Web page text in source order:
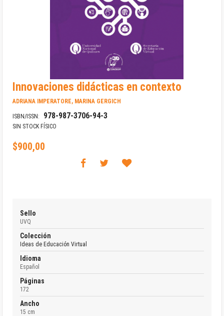
Saltar
al
comienzo
la
galería
Innovaciones didácticas en contexto
ADRIANA IMPERATORE, MARINA GERGICH
ISBN/ISSN: 978-987-3706-94-3
SIN STOCK FÍSICO
$900,00
Sello
UVQ
Colección
Ideas de Educación Virtual
Idioma
Español
Páginas
172
Ancho
15 cm